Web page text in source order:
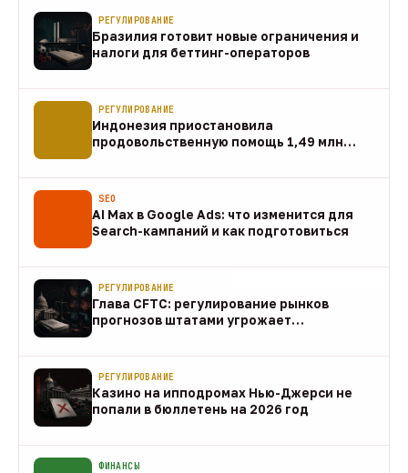
РЕГУЛИРОВАНИЕ
Бразилия готовит новые ограничения и
налоги для беттинг-операторов
РЕГУЛИРОВАНИЕ
Индонезия приостановила
продовольственную помощь 1,49 млн
SEO
AI Max в Google Ads: что изменится для
Search-кампаний и как подготовиться
РЕГУЛИРОВАНИЕ
Глава CFTC: регулирование рынков
прогнозов штатами угрожает
РЕГУЛИРОВАНИЕ
Казино на ипподромах Нью-Джерси не
попали в бюллетень на 2026 год
ФИНАНСЫ